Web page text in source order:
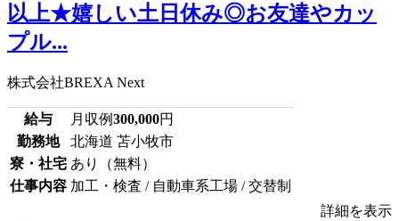
以上★嬉しい土日休み◎お友達やカッ
プル...
株式会社BREXA Next
給与 月収例300,000円
勤務地
北海道 苫小牧市
寮・社宅 あり（無料）
仕事内容 加工・検査 / 自動車系工場 / 交替制
詳細を表示